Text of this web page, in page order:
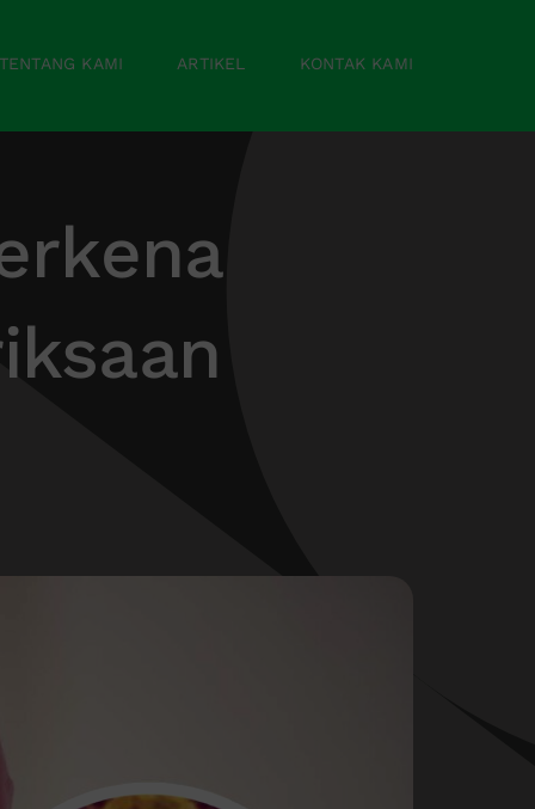
KAMI ARTIKEL KONTAK KAMI